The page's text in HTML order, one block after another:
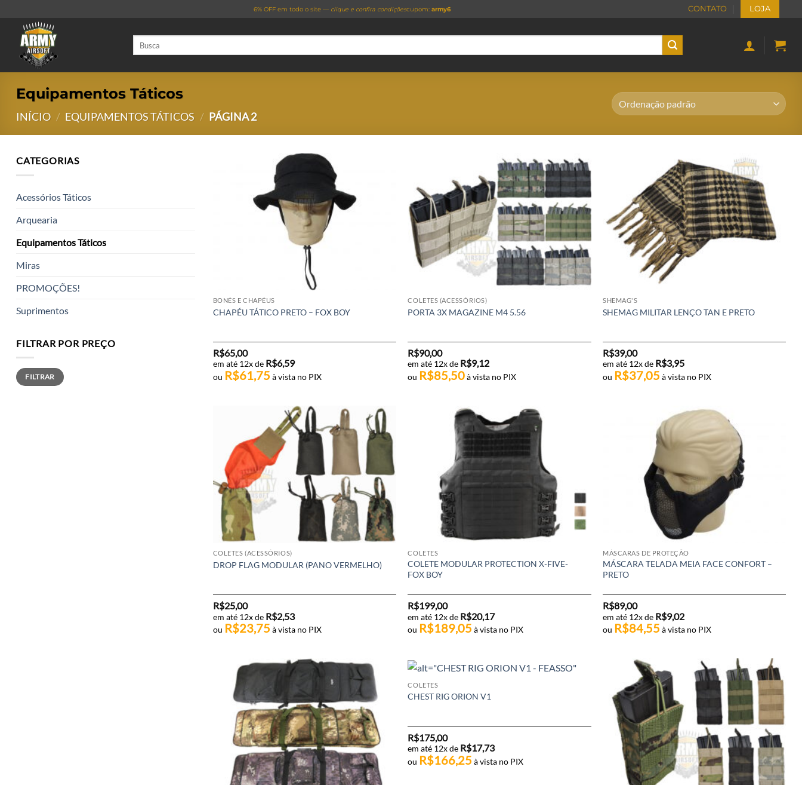
content
6% OFF em todo o site — clique e confira condiçõescupom:army6 CONTATO LOJA
Equipamentos Táticos
INÍCIO / EQUIPAMENTOS TÁTICOS / PÁGINA 2
CATEGORIAS
Acessórios Táticos
Arquearia
Equipamentos Táticos
Miras
PROMOÇÕES!
Suprimentos
FILTRAR POR PREÇO
Preço
mínimo
Preço
máximo
FILTRAR
BONÉS E CHAPÉUS
CHAPÉU TÁTICO PRETO – FOX BOY
R$65,00
em até 12x de R$6,59
ou R$61,75 à vista no PIX
COLETES (ACESSÓRIOS)
PORTA 3X MAGAZINE M4 5.56
R$90,00
em até 12x de R$9,12
ou R$85,50 à vista no PIX
SHEMAG'S
SHEMAG MILITAR LENÇO TAN E PRETO
R$39,00
em até 12x de R$3,95
ou R$37,05 à vista no PIX
COLETES (ACESSÓRIOS)
DROP FLAG MODULAR (PANO VERMELHO)
R$25,00
em até 12x de R$2,53
ou R$23,75 à vista no PIX
COLETES
COLETE MODULAR PROTECTION X-FIVE-
FOX BOY
R$199,00
em até 12x de R$20,17
ou R$189,05 à vista no PIX
MÁSCARAS DE PROTEÇÃO
MÁSCARA TELADA MEIA FACE CONFORT –
PRETO
R$89,00
em até 12x de R$9,02
ou R$84,55 à vista no PIX
COLETES
CHEST RIG ORION V1
R$175,00
em até 12x de R$17,73
ou R$166,25 à vista no PIX